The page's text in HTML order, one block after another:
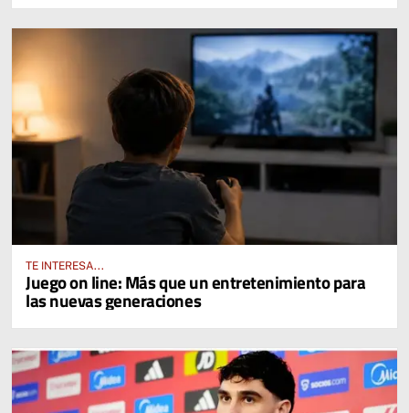
TE INTERESA...
Juego on line: Más que un entretenimiento para
las nuevas generaciones